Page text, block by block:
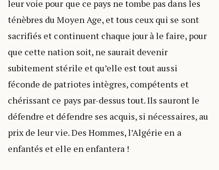
leur voie pour que ce pays ne tombe pas dans les
ténèbres du Moyen Age, et tous ceux qui se sont
sacrifiés et continuent chaque jour à le faire, pour
que cette nation soit, ne saurait devenir
subitement stérile et qu’elle est tout aussi
féconde de patriotes intègres, compétents et
chérissant ce pays par-dessus tout. Ils sauront le
défendre et défendre ses acquis, si nécessaires, au
prix de leur vie. Des Hommes, l’Algérie en a
enfantés et elle en enfantera !